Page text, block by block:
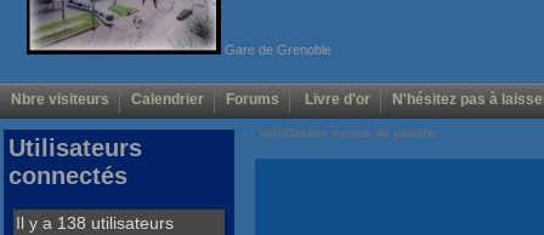
Gare de Grenoble
Nbre visiteurs Calendrier Forums Livre d'or N'hésitez pas à
Voir/Cacher menus de gauche
Utilisateurs
connectés
Il y a 138 utilisateurs